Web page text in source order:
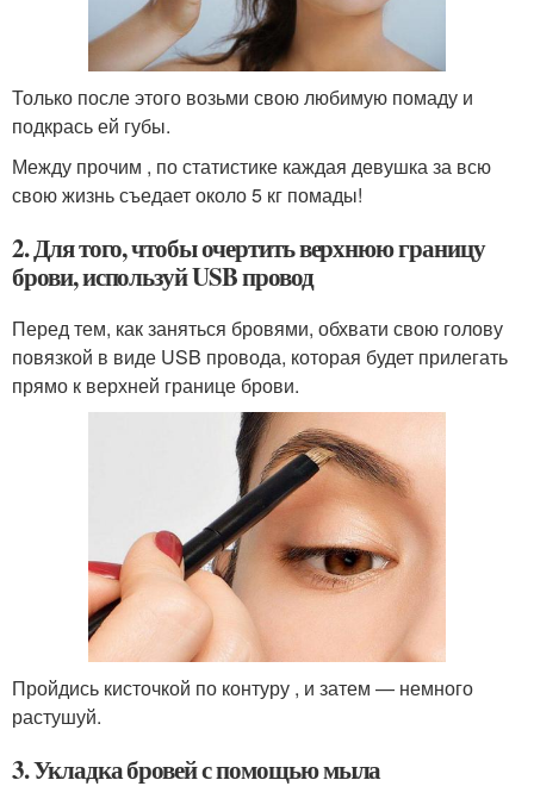
Только после этого возьми свою любимую помаду и
подкрась ей губы.
Между прочим , по статистике каждая девушка за всю
свою жизнь съедает около 5 кг помады!
2. Для того, чтобы очертить верхнюю границу
брови, используй USB провод
Перед тем, как заняться бровями, обхвати свою голову
повязкой в виде USB провода, которая будет прилегать
прямо к верхней границе брови.
Пройдись кисточкой по контуру , и затем — немного
растушуй.
3. Укладка бровей с помощью мыла